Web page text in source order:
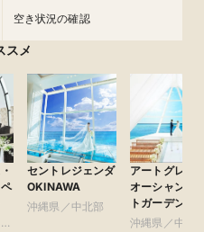
空き状況の確認
スメ
セントレジェンダ
OKINAWA
沖縄県／中北部
アートグレイ
オーシャンフ
トガーデンチ
ル 沖縄 ●ベ
沖縄県／中北